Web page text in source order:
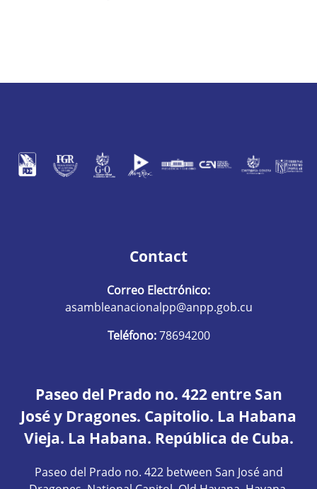
Contact
Correo Electrónico:
asambleanacionalpp@anpp.gob.cu
Teléfono:78694200
Paseo del Prado no. 422 entre San
José y Dragones. Capitolio. La Habana
Vieja. La Habana. República de Cuba.
Paseo del Prado no. 422 between San José and